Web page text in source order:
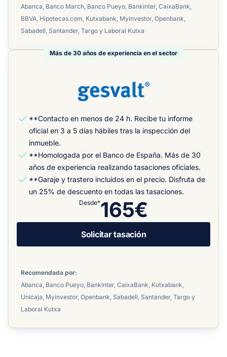
Abanca, Banco March, Banco Pueyo, Bankinter, CaixaBank,
BBVA, Hipotecas.com, Kutxabank, Myinvestor, Openbank,
Sabadell, Santander, Targo y Laboral Kutxa
Más de 30 años de experiencia en el sector
**Contacto en menos de 24 h. Recibe tu informe
oficial en 3 a 5 días hábiles tras la inspección del
inmueble.
**Homologada por el Banco de España. Más de 30
años de experiencia realizando tasaciones oficiales.
**Garaje y trastero incluidos en el precio. Disfruta de
un 25% de descuento en todas las tasaciones.
Desde*165€
Solicitar tasación
Recomendada por:
Abanca, Banco Pueyo, Bankinter, CaixaBank, Kutxabank,
Unicaja, Myinvestor, Openbank, Sabadell, Santander, Targo y
Laboral Kutxa